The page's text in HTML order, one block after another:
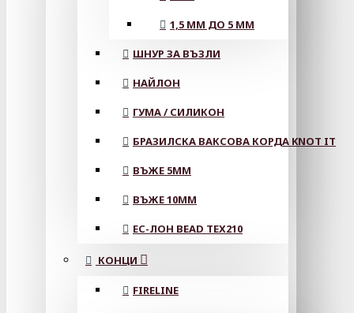
1,5 ММ ДО 5 ММ
ШНУР ЗА ВЪЗЛИ
НАЙЛОН
ГУМА / СИЛИКОН
БРАЗИЛСКА ВАКСОВА КОРДА KNOT IT
ВЪЖЕ 5MM
ВЪЖЕ 10MM
ЕС-ЛОН BEAD TEX210
КОНЦИ
FIRELINE